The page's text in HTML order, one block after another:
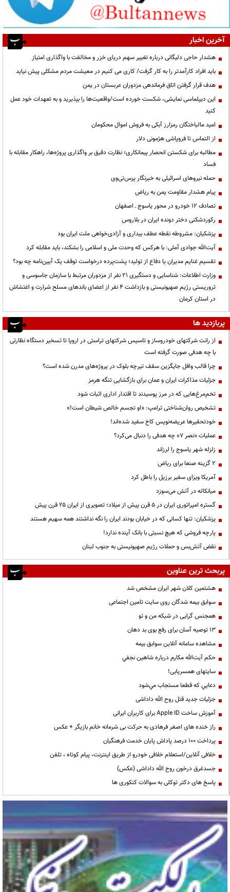
آخرین اخبار
هشدار حاجی دلیگانی درباره تغییر سهم دریای خزر و مخالفت با واگذاری امتیاز
باید افراد کارآمدتر را به کار گرفت/ کاری می کنیم در معیشت مردم مشکلی پیش نیاید
هدف قرار گرفتن اتاق‌ فرماندهی مزدوران عربستان در یمن
این دیپلماسی نمایشی، شکست خورده است/واقعیت‌ها را بپذیرید و به تعهدات خود عمل
کنید
امید مالباختگان رمزارز آبکی به فروش اموال محکومان
از التماس تا فروپاشی هژمونی دلار
مطالبه برای شکستن انحصار پیمانکاری؛ نظارت دقیق بر واگذاری پروژه‌ها، راهکار مقابله با
فساد
حمله نیروهای اسرائیلی به خبرنگار پرس‌تی‌وی
پیام هشدار مقاومت یمن به ریاض
تصادف ۱۲ خودرو در محور یاسوج ـ اصفهان
رکوردشکنی دختر دونده ایران در بلاروس
پزشکیان: مشروطه نقطه عطف بیداری و آزادی‌خواهی ملت ایران بود
آیت‌الله جوادی آملی: با هرکس که وحدت ملی و اسلامی را بشکند، باید مقابله کرد
تقسیم غنایم مدیران یا دفاع از تولید؛ پشت‌پرده درخواست توقف یک آیین‌نامه چه بود؟
وزارت اطلاعات: شناسایی و دستگیری ۲۱ نفر از مزدوران مرتبط با سازمان جاسوسی و
تروریستی رژیم صهیونیستی و بازداشت ۴ نفر از اعضای باندهای مسلح شرارت و اغتشاش
در استان کرمان
پربازدید ها
از رانت‌ شرکتهای خودروساز و تاسیس شرکتهای تراستی در اروپا تا تسخیر دستگاه نظارتی
با چه هدفی صورت گرفته است
چرا قالب وافل جایگزین سقف تیرچه بلوک در پروژه‌های مدرن شده است؟
جزئیات مذاکرات ایران و عمان برای بازگشایی تنگه هرمز
تخم‌مرغ‌هایی که در مرز پوسیدند تا اقتدار اداری اثبات شود
تشخیص روان‌شناختی ترامپ: «او تجسم خالص شیطان است!»
خودتحقیرها عریضه‌نویس کاخ سفید شده‌اند!
عملیات «نصر ۷» چه هدفی را دنبال می‌کرد؟
زلزله شهر یاسوج را لرزاند
۲ گزینه صنعا برای ریاض
آمریکا ویزای سفیر برزیل را باطل کرد
میانکاله در آتش می‌سوزد
گستره امپراتوری ایران در ۵ قرن پیش از میلاد؛ تصویری از ایران ۲۵ قرن پیش
پزشکیان: تنها کسانی که در خیابان بودند ایران را نگه نداشتند همه سهیم هستند
پارچه فروشی که هیچ نسبتی با بانک آینده ندارد!
نقض آتش‌بس و حملات رژیم صهیونیستی به جنوب لبنان
پربحث ترین عناوین
هشتمین کلان شهر ایران مشخص شد
سوابق بیمه شدگان روی سایت تامین اجتماعی
همجنس گرایی در شبکه من و تو
13 توصیه آسان برای رفع بوی بد دهان
مشاهده سامانه آنلاين سوابق بیمه
حكم آيت‌الله مكارم درباره شاهين نجفي
سایتهای همسریابی!
دعايي كه قطعا مستجاب مي‌شود
جزئیات جدید قتل روح الله داداشی
آموزش ساخت Apple ID برای کاربران ایرانی
راز خنده های اصغر فرهادی به حرکت بی شرمانه خانم بازیگر + عکس
پرداخت ۱۰۰ درصد پاداش پایان خدمت فرهنگیان
خلافی آنلاین/استعلام خلافی خودرو از طریق اینترنت، پیام کوتاه ، تلفن
جسدغرق درخون روح الله داداشی (عکس)
پاسخ های دکتر توکلی به سوالات کنکوری ها